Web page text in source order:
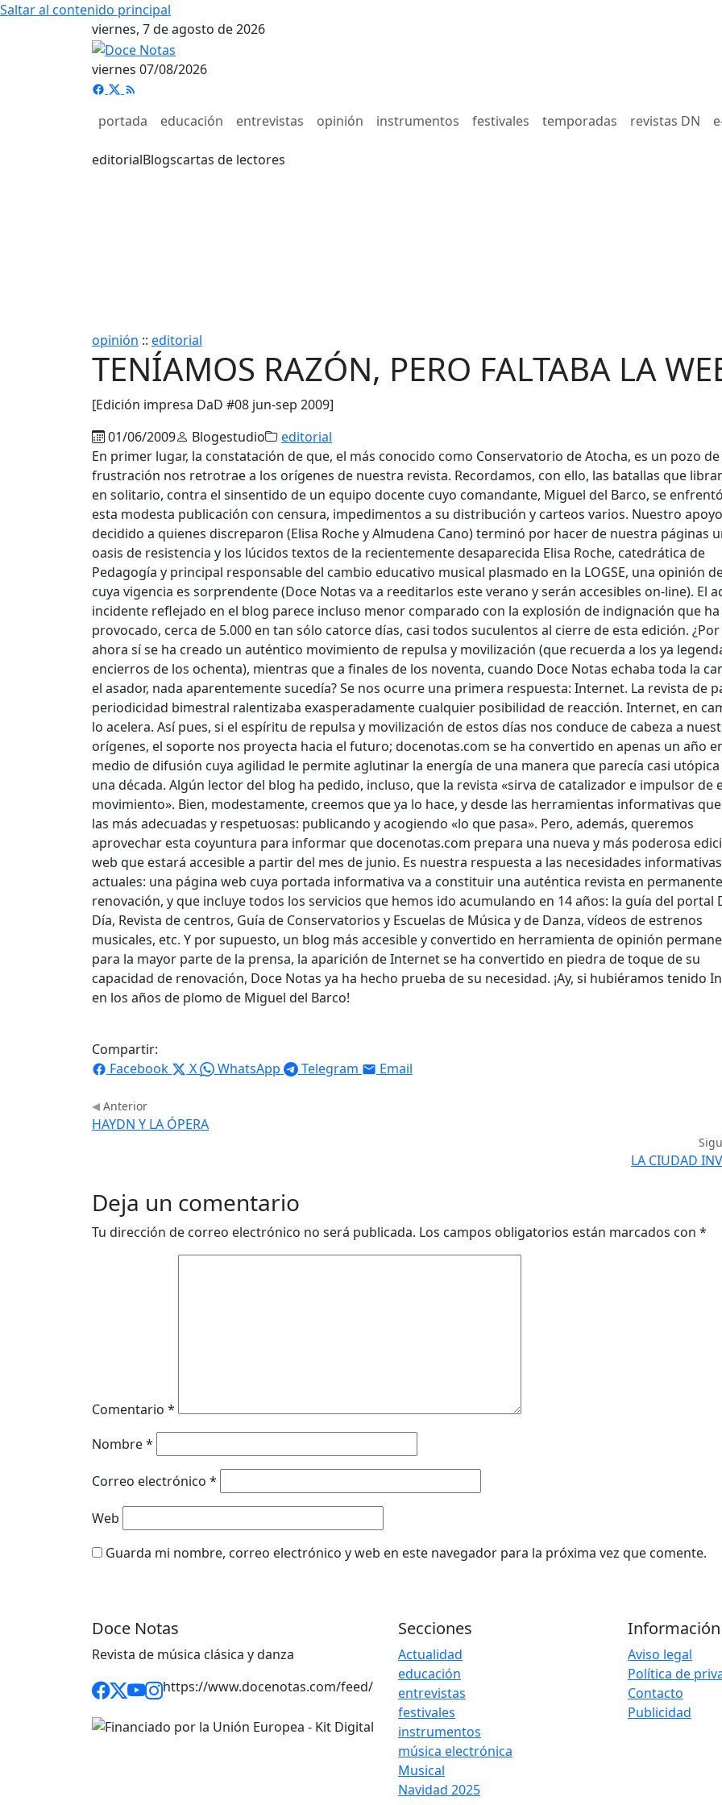
Saltar al contenido principal
viernes, 7 de agosto de 2026
viernes 07/08/2026
portada educación entrevistas opinión instrumentos festivales temporadas revistas DN
editorialBlogscartas de lectores
opinión :: editorial
TENÍAMOS RAZÓN, PERO FALTABA LA
[Edición impresa DaD #08 jun-sep 2009]
01/06/2009
Blogestudio
editorial
En primer lugar, la constatación de que, el más conocido como Conservatorio de Atocha, es un pozo de
frustración nos retrotrae a los orígenes de nuestra revista. Recordamos, con ello, las batallas que
en solitario, contra el sinsentido de un equipo docente cuyo comandante, Miguel del Barco, se
esta modesta publicación con censura, impedimentos a su distribución y carteos varios. Nuestro apoyo
decidido a quienes discreparon (Elisa Roche y Almudena Cano) terminó por hacer de nuestra páginas
oasis de resistencia y los lúcidos textos de la recientemente desaparecida Elisa Roche, catedrática de
Pedagogía y principal responsable del cambio educativo musical plasmado en la LOGSE, una opinión
cuya vigencia es sorprendente (Doce Notas va a reeditarlos este verano y serán accesibles on-line). El
incidente reflejado en el blog parece incluso menor comparado con la explosión de indignación que ha
provocado, cerca de 5.000 en tan sólo catorce días, casi todos suculentos al cierre de esta edición.
ahora sí se ha creado un auténtico movimiento de repulsa y movilización (que recuerda a los ya
encierros de los ochenta), mientras que a finales de los noventa, cuando Doce Notas echaba toda la
el asador, nada aparentemente sucedía? Se nos ocurre una primera respuesta: Internet. La revista de
periodicidad bimestral ralentizaba exasperadamente cualquier posibilidad de reacción. Internet, en
lo acelera. Así pues, si el espíritu de repulsa y movilización de estos días nos conduce de cabeza a
orígenes, el soporte nos proyecta hacia el futuro; docenotas.com se ha convertido en apenas un año
medio de difusión cuya agilidad le permite aglutinar la energía de una manera que parecía casi utópica
una década. Algún lector del blog ha pedido, incluso, que la revista «sirva de catalizador e impulsor de
movimiento». Bien, modestamente, creemos que ya lo hace, y desde las herramientas informativas
las más adecuadas y respetuosas: publicando y acogiendo «lo que pasa». Pero, además, queremos
aprovechar esta coyuntura para informar que docenotas.com prepara una nueva y más poderosa
web que estará accesible a partir del mes de junio. Es nuestra respuesta a las necesidades informativas
actuales: una página web cuya portada informativa va a constituir una auténtica revista en permanente
renovación, y que incluye todos los servicios que hemos ido acumulando en 14 años: la guía del portal
Día, Revista de centros, Guía de Conservatorios y Escuelas de Música y de Danza, vídeos de estrenos
musicales, etc. Y por supuesto, un blog más accesible y convertido en herramienta de opinión
para la mayor parte de la prensa, la aparición de Internet se ha convertido en piedra de toque de su
capacidad de renovación, Doce Notas ya ha hecho prueba de su necesidad. ¡Ay, si hubiéramos tenido
en los años de plomo de Miguel del Barco!
Compartir:
Facebook
X WhatsApp Telegram Email
Anterior
HAYDN Y LA ÓPERA
LA CIUDAD
Deja un comentario
Tu dirección de correo electrónico no será publicada. Los campos obligatorios están marcados con *
Comentario *
Nombre*
Correo electrónico *
Web
Guarda mi nombre, correo electrónico y web en este navegador para la próxima vez que comente.
Doce Notas
Revista de música clásica y danza
https://www.docenotas.com/feed/
Secciones
Actualidad
educación
entrevistas
festivales
instrumentos
música electrónica
Musical
Navidad 2025
Información
Aviso legal
Política de
Contacto
Publicidad